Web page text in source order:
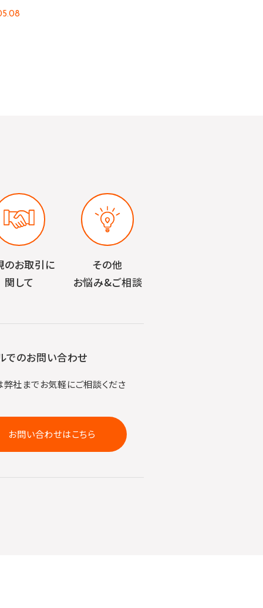
のお取引に
関して
その他
お悩み&ご相談
でのお問い合わせ
弊社までお気軽にご相談くださ
お問い合わせはこちら